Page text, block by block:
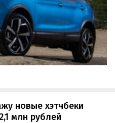
новые хэтчбеки
млн рублей